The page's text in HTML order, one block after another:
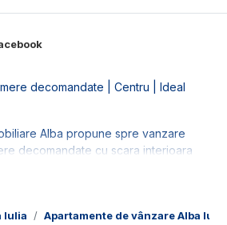
Iulia Apartamente de vânzare Alba Iulia
decomandate | Centru | Ideal
Alba propune spre vanzare
decomandate cu scara interioara
de transport in comun.
de 97 mp utili, fiind compus din: